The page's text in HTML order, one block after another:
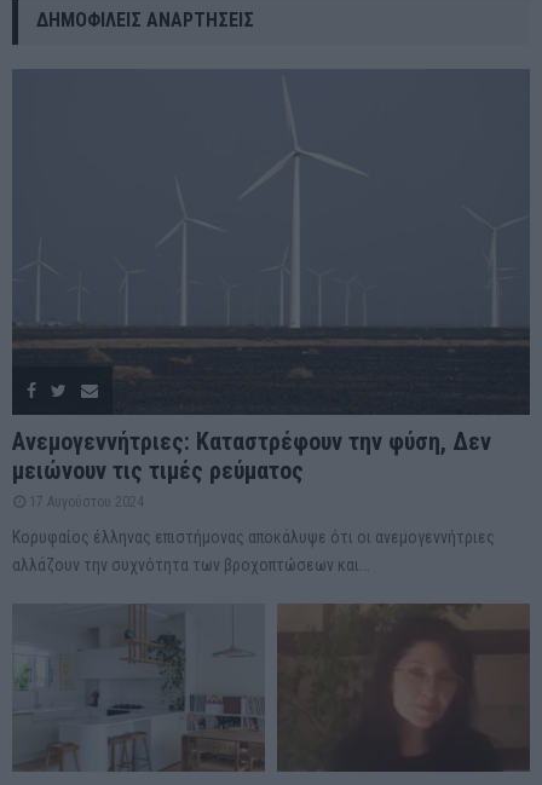
ΔΗΜΟΦΙΛΕΊΣ ΑΝΑΡΤΉΣΕΙΣ
Ανεμογεννήτριες: Καταστρέφουν την φύση, Δεν
μειώνουν τις τιμές ρεύματος
17 Αυγούστου 2024
Κορυφαίος έλληνας επιστήμονας αποκάλυψε ότι οι ανεμογεννήτριες
αλλάζουν την συχνότητα των βροχοπτώσεων και...